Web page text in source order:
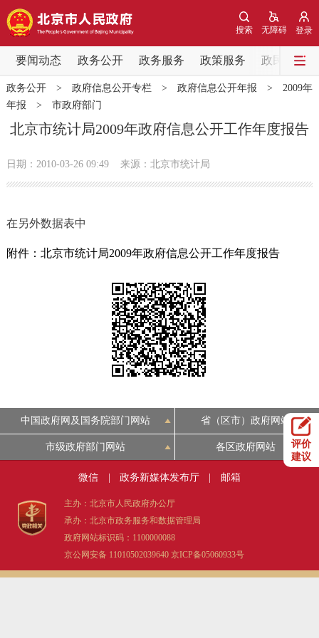
登录
无障碍
搜索
要闻动态 政务公开 政务服务 政策服务 政民互动
要闻动态
党中央精神 国务院信息 中央部委动态
北京要闻 会议信息 部门动态
各区热点
市领导 机构职能 政策服务
政策解读
专题公开
个人服务 法人服务 部门服务
便民服务 利企服务 投资项目
政民互动
政务公开> 政府信息公开专栏> 政府信息公开年报 > 2009年
年报 > 市政府部门
北京市统计局2009年政府信息公开工作年度报告
日期：2010-03-26 09:49 来源：北京市统计局
在另外数据表中
附件：北京市统计局2009年政府信息公开工作年度报告
评价
建议
中国政府网及国务院部门网站 省（区市）政府网站
市级政府部门网站 各区政府网站
微信 政务新媒体发布厅 邮箱
主办：北京市人民政府办公厅
承办：北京市政务服务和数据管理局
政府网站标识码：1100000088
京公网安备 11010502039640 京ICP备05060933号